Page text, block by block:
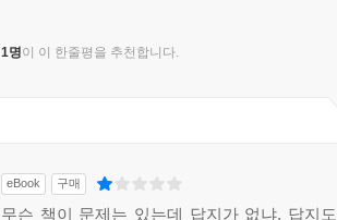
1명이 이 한줄평을 추천합니다.
eBook 구매
무슨 책이 문제는 있는데 답지가 없냐. 답지